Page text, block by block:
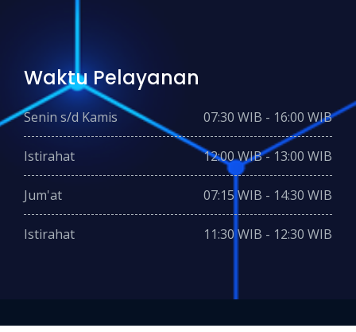
Waktu Pelayanan
Senin s/d Kamis 07:30 WIB - 16:00 WIB
Istirahat 12:00 WIB - 13:00 WIB
Jum'at 07:15 WIB - 14:30 WIB
Istirahat 11:30 WIB - 12:30 WIB